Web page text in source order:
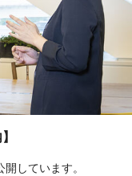
しています。